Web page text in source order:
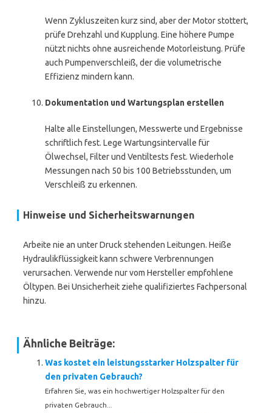
Wenn Zykluszeiten kurz sind, aber der Motor stottert,
prüfe Drehzahl und Kupplung. Eine höhere Pumpe
nützt nichts ohne ausreichende Motorleistung. Prüfe
auch Pumpenverschleiß, der die volumetrische
Effizienz mindern kann.
Dokumentation und Wartungsplan erstellen
Halte alle Einstellungen, Messwerte und Ergebnisse
schriftlich fest. Lege Wartungsintervalle für
Ölwechsel, Filter und Ventiltests fest. Wiederhole
Messungen nach 50 bis 100 Betriebsstunden, um
Verschleiß zu erkennen.
Hinweise und Sicherheitswarnungen
Arbeite nie an unter Druck stehenden Leitungen. Heiße
Hydraulikflüssigkeit kann schwere Verbrennungen
verursachen. Verwende nur vom Hersteller empfohlene
Öltypen. Bei Unsicherheit ziehe qualifiziertes Fachpersonal
hinzu.
Ähnliche Beiträge:
Was kostet ein leistungsstarker Holzspalter für
den privaten Gebrauch?
Erfahren Sie, was ein hochwertiger Holzspalter für den
privaten Gebrauch...